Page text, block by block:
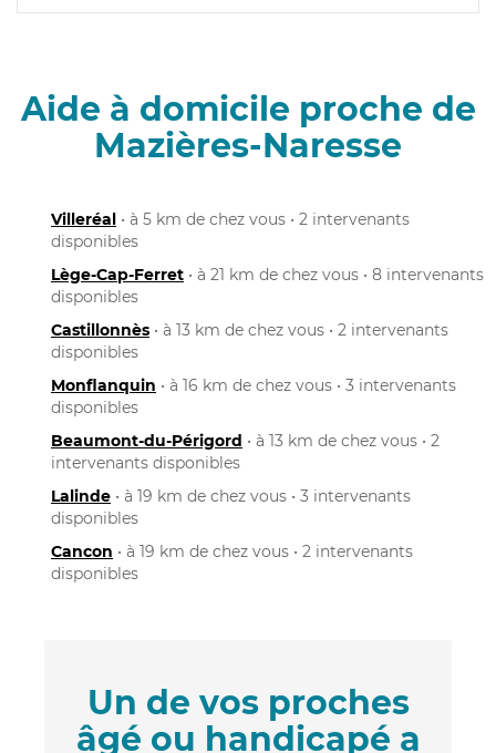
Aide à domicile proche de
Mazières-Naresse
Villeréal • à 5 km de chez vous • 2 intervenants
disponibles
Lège-Cap-Ferret • à 21 km de chez vous • 8 intervenants
disponibles
Castillonnès • à 13 km de chez vous • 2 intervenants
disponibles
Monflanquin • à 16 km de chez vous • 3 intervenants
disponibles
Beaumont-du-Périgord • à 13 km de chez vous • 2
intervenants disponibles
Lalinde • à 19 km de chez vous • 3 intervenants
disponibles
Cancon • à 19 km de chez vous • 2 intervenants
disponibles
Un de vos proches
âgé ou handicapé a